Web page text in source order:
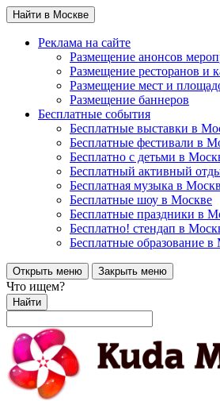
Найти в Москве
Реклама на сайте
Размещение анонсов
Размещение ресторанов и
Размещение мест и
Размещение баннеров
Бесплатные события
Бесплатные выставки в
Бесплатные фестивали в
Бесплатно с детьми в
Бесплатный активный
Бесплатная музыка в
Бесплатные шоу в Москве
Бесплатные праздники в
Бесплатно! стендап в
Бесплатные образование в
Открыть меню Закрыть меню
Что ищем?
Найти